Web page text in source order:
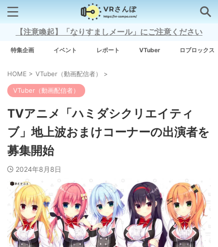
検索はコチラから
Grow A Garden（庭を成長させる）
タグ一覧
ARKit BitStar（ぶいらいぶ） CG(2D/3D) esports
Fortnite HMD HoloModels Music NEWS
【注意喚起】「なりすましメール」にご注意ください
特集企画 イベント レポート VTuber ロブロックス
HOME > VTuber（動画配信者） >
VTuber（動画配信者）
TVアニメ「ハミダシクリエイティ
ブ」地上波おまけコーナーの出演者を
募集開始
2024年8月8日